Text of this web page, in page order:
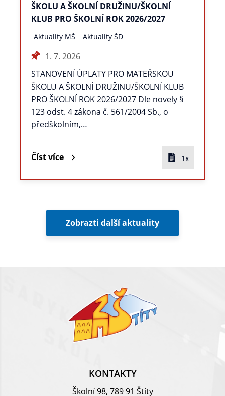
ŠKOLU A ŠKOLNÍ DRUŽINU/ŠKOLNÍ
KLUB PRO ŠKOLNÍ ROK 2026/2027
Aktuality MŠ Aktuality ŠD
1. 7. 2026
STANOVENÍ ÚPLATY PRO MATEŘSKOU
ŠKOLU A ŠKOLNÍ DRUŽINU/ŠKOLNÍ KLUB
PRO ŠKOLNÍ ROK 2026/2027 Dle novely §
123 odst. 4 zákona č. 561/2004 Sb., o
předškolním,…
Číst více 1x
Zobrazti další aktuality
KONTAKTY
Školní 98, 789 91 Štíty